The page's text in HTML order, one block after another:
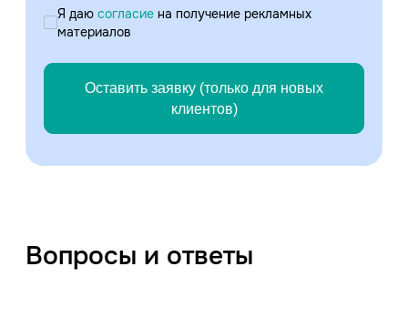
Я даю согласие на получение рекламных
материалов
Оставить заявку (только для новых
клиентов)
Вопросы и ответы